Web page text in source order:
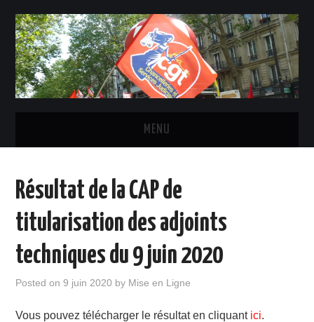
MENU
INSTANCES ET ÉLU-E-S CGT
LE SYNDICAT
Résultat de la CAP de
titularisation des adjoints
techniques du 9 juin 2020
Posted on9 juin 2020 by Mise en Ligne
Vous pouvez télécharger le résultat en cliquant ici.